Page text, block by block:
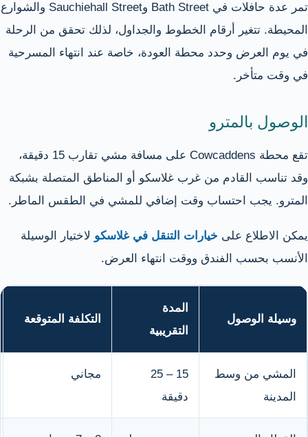
تمر عدة حافلات في Bath Street وSauchiehall Street والشوارع
المحيطة. تتغير أرقام الخطوط والجداول، لذلك تحقق من الرحلة
في يوم العرض وحدد محطة العودة، خاصة عند انتهاء المسرحية
في وقت متأخر.
الوصول بالمترو
تقع محطة Cowcaddens على مسافة مشي تقارب 15 دقيقة،
وقد تناسب القادم من غرب غلاسكو أو المناطق المتصلة بشبكة
المترو. يجب احتساب وقت إضافي للمشي في الطقس الماطر.
يمكن الاطلاع على خيارات التنقل في غلاسكو لاختيار الوسيلة
الأنسب بحسب الفندق ووقت انتهاء العرض.
وسيلة الوصول
المدة
التقريبية
التكلفة المتوقعة
المشي من وسط
المدينة
15 – 25
دقيقة
مجاني